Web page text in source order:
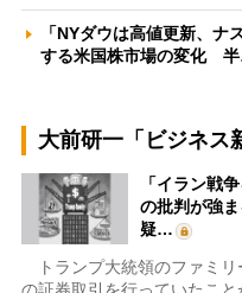
「NYダウは高値更新、
する米国株市場の変化
大前研一「ビジネス
「イラン戦
の批判が強
疑…
トランプ大統領のファミリ